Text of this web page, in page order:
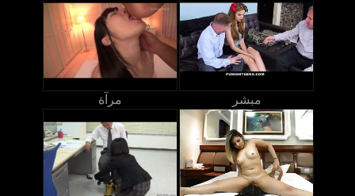
مرآة مبشر